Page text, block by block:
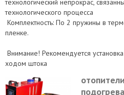
технологический непрокрас,
технологического процесса
Комплектность: По 2 пружины в
пленке.
Внимание! Рекомендуется
ходом штока